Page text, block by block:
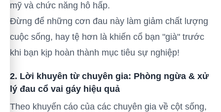
mỹ và chức năng hô hấp.
Đừng để những cơn đau này làm giảm chất lượng
cuộc sống, hay tệ hơn là khiến cổ bạn "già" trước
khi bạn kịp hoàn thành mục tiêu sự nghiệp!
2. Lời khuyên từ chuyên gia: Phòng ngừa & xử
lý đau cổ vai gáy hiệu quả
Theo khuyến cáo của các chuyên gia về cột sống,